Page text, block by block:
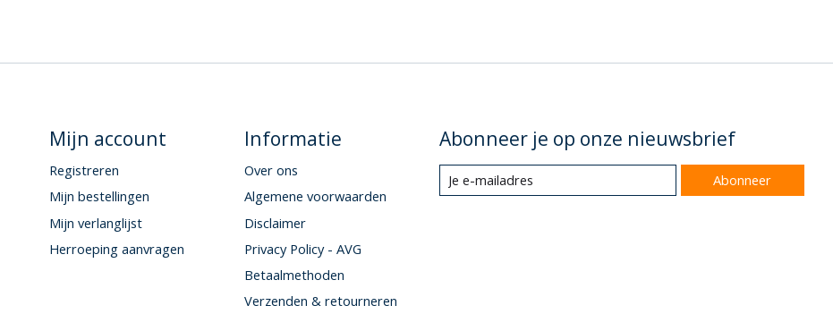
Mijn account
Registreren
Mijn bestellingen
Mijn verlanglijst
Herroeping aanvragen
Informatie
Over ons
Algemene voorwaarden
Disclaimer
Privacy Policy - AVG
Betaalmethoden
Verzenden & retourneren
Abonneer je op onze nieuwsbrief
Abonneer